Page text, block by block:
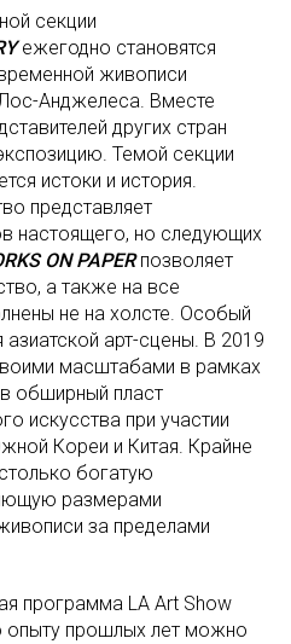
секции
ежегодно становятся
живописи
Анджелеса. Вместе
других стран
Темой секции
истоки и история.
представляет
настоящего, но следующих
ON PAPERпозволяет
а также на все
не на холсте. Особый
арт-сцены. В 2019
масштабами в рамках
обширный пласт
искусства при участии
Кореи и Китая. Крайне
богатую
размерами
за пределами
программа LA Art Show
опыту прошлых лет можно